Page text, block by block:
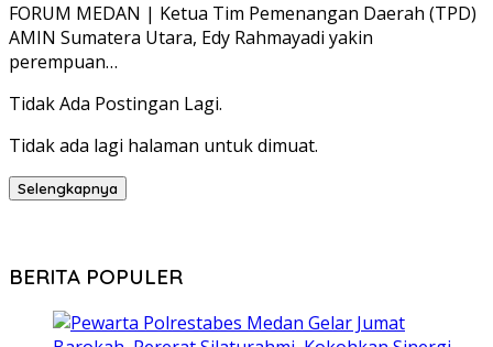
FORUM MEDAN | Ketua Tim Pemenangan Daerah (TPD)
AMIN Sumatera Utara, Edy Rahmayadi yakin
perempuan…
Tidak Ada Postingan Lagi.
Tidak ada lagi halaman untuk dimuat.
Selengkapnya
BERITA POPULER